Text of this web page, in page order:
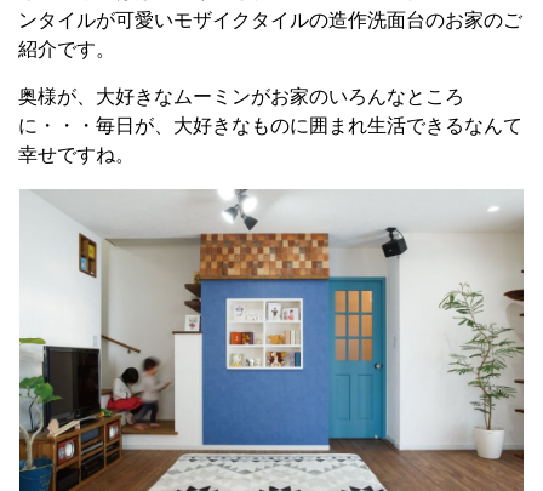
ンタイルが可愛いモザイクタイルの造作洗面台のお家のご
紹介です。
奥様が、大好きなムーミンがお家のいろんなところ
に・・・毎日が、大好きなものに囲まれ生活できるなんて
幸せですね。